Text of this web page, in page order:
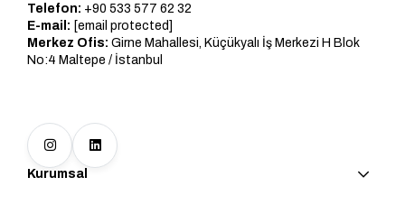
Telefon: +90 533 577 62 32
E-mail: [email protected]
Merkez Ofis: Girne Mahallesi, Küçükyalı İş Merkezi H Blok
No:4 Maltepe / İstanbul
Kurumsal